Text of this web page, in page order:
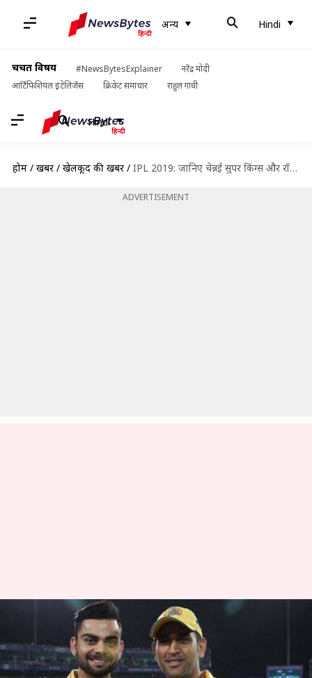
अन्य Hindi
चर्चित विषय #NewsBytesExplainer
नरेंद्र मोदी
आर्टिफिशियल इंटेलिजेंस
क्रिकेट समाचार राहुल गांधी
Hindi
होम / खबरें / खेलकूद की खबरें / IPL 2019: जानिए चेन्नई सुपर किंग्स और रॉयल चैलेंजर्स बैंगलोर में कौन है ज़्यादा मज़बूत
ADVERTISEMENT
IPL 2019: जानिए चेन्नई सुपर किंग्स
और रॉयल चैलेंजर्स बैंगलोर में कौन है
ज़्यादा मज़बूत